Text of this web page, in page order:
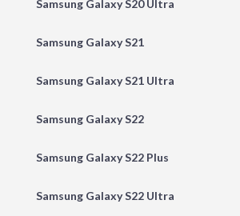
Samsung Galaxy S20 Ultra
Samsung Galaxy S21
Samsung Galaxy S21 Ultra
Samsung Galaxy S22
Samsung Galaxy S22 Plus
Samsung Galaxy S22 Ultra